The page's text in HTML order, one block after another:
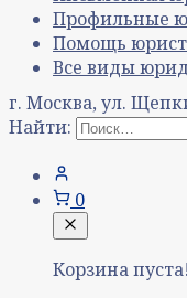
Профильные
Помощь
Все виды
г. Москва, ул.
Найти:
0
Корзина пуста!